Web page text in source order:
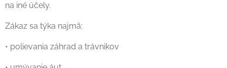
na iné účely.
Zákaz sa týka najmä:
• polievania záhrad a trávnikov